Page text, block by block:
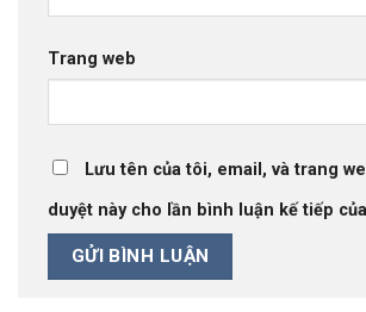
Trang web
Lưu tên của tôi, email, và trang
duyệt này cho lần bình luận kế tiếp